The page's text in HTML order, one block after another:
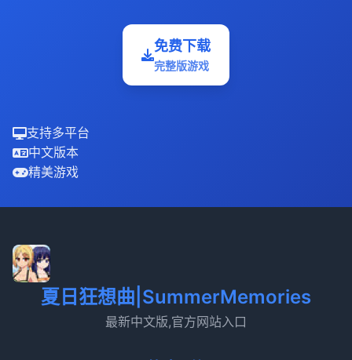
免费下载
完整版游戏
支持多平台
中文版本
精美游戏
夏日狂想曲|SummerMemories
最新中文版,官方网站入口